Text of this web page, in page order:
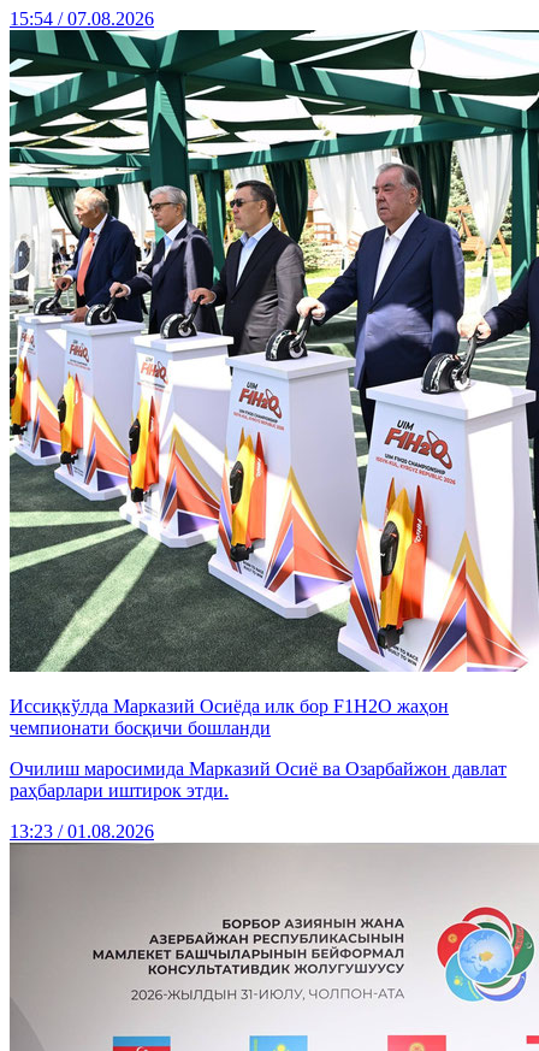
15:54 / 07.08.2026
Иссиқкўлда Марказий Осиёда илк бор F1H2O жаҳон
чемпионати босқичи бошланди
Очилиш маросимида Марказий Осиё ва Озарбайжон давлат
раҳбарлари иштирок этди.
13:23 / 01.08.2026